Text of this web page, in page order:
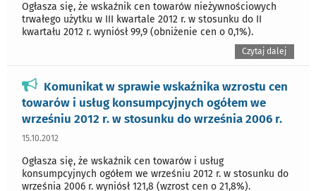
Ogłasza się, że wskaźnik cen towarów nieżywnościowych
trwałego użytku w III kwartale 2012 r. w stosunku do II
kwartału 2012 r. wyniósł 99,9 (obniżenie cen o 0,1%).
Czytaj dalej
Komunikat w sprawie wskaźnika wzrostu cen
towarów i usług konsumpcyjnych ogółem we
wrześniu 2012 r. w stosunku do września 2006 r.
15.10.2012
Ogłasza się, że wskaźnik cen towarów i usług
konsumpcyjnych ogółem we wrześniu 2012 r. w stosunku do
września 2006 r. wyniósł 121,8 (wzrost cen o 21,8%).